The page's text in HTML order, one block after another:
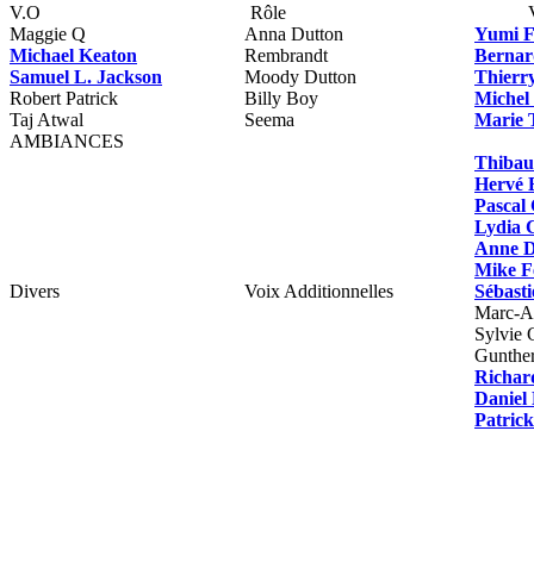
V.O Rôle
Maggie Q
Anna Dutton
Yumi
Michael Keaton
Rembrandt
Samuel L. Jackson
Moody Dutton
Robert Patrick
Billy Boy
Michel
Taj Atwal
Seema
Marie
AMBIANCES
Divers Voix Additionnelles
Hervé
Pascal
Lydia
Anne
Mike
Marc-
Sylvie
Daniel
Patrick